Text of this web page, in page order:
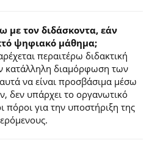
τον διδάσκοντα, εάν
ψηφιακό μάθημα;
περαιτέρω διδακτική
κατάλληλη διαμόρφωση των
να είναι προσβάσιμα μέσω
δεν υπάρχει το οργανωτικό
πόροι για την υποστήριξη της